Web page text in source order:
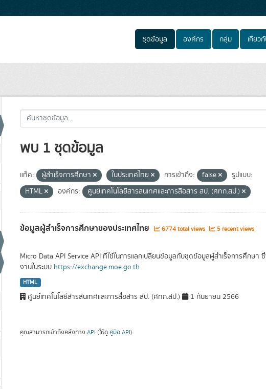
ชุดข้อมูล องค์กร กลุ่ม เกี่ยว
พบ 1 ชุดข้อมูล
แท็ค: ผู้สำเร็จการศึกษา ในประเทศไทย การเข้าถึง: false
รูปแบบ:
HTML
องค์กร: ศูนย์เทคโนโลยีสารสนเทศและการสื่อสาร สป. (ศทก.สป.)
ข้อมูลผู้สำเร็จการศึกษาของประเทศไทย 6774 total views 5 recent views
Micro Data API Service API ที่ใช้ในการแลกเปลี่ยนข้อมูลกับชุดข้อมูลผู้สำเร็จการศึกษา
งานในระบบ https://exchange.moe.go.th
HTML
ศูนย์เทคโนโลยีสารสนเทศและการสื่อสาร สป. (ศทก.สป.) 1 กันยายน 2566
คุณสามารถเข้าถึงคลังทาง API (ให้ดู คู่มือ API).